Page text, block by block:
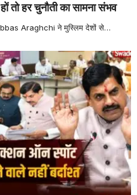
तो हर चुनौती का सामना संभव
Araghchi ने मुस्लिम देशों से…